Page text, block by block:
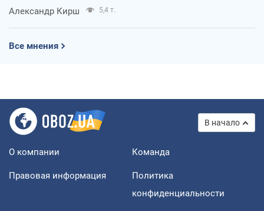
Александр Кирш 5,4 т.
Все мнения
В начало
О компании Команда
Правовая информация
Политика
конфиденциальности